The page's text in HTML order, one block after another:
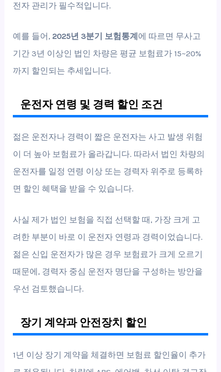
전자 관리가 필수적입니다.
예를 들어,2025년 3분기 보험통계 에 따르면 무사고
기간 3년 이상인 법인 차량은 평균 보험료가 15~20%
까지 할인되는 추세입니다.
운전자 연령 및 경력 할인 조건
젊은 운전자나 경력이 짧은 운전자는 사고 발생 위험
이 더 높아 보험료가 올라갑니다. 따라서 법인 차량의
운전자를 일정 연령 이상 또는 경력자 위주로 등록하
면 할인 혜택을 받을 수 있습니다.
사실 제가 법인 보험을 직접 선택할 때, 가장 크게 고
려한 부분이 바로 이 운전자 연령과 경력이었습니다.
젊은 신입 운전자가 많은 경우 보험료가 크게 오르기
때문에, 경력자 중심 운전자 명단을 구성하는 방안을
우선 검토했습니다.
장기 계약과 안전장치 할인
1년 이상 장기 계약을 체결하면 보험료 할인율이 추가